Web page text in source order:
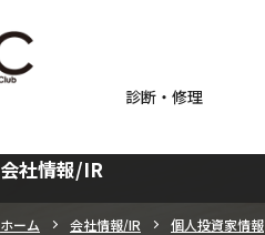
診断・修理
ホーム 会社情報/IR 個人投資家情報
会社情報/IR